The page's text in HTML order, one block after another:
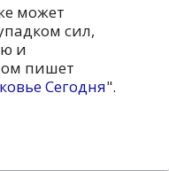
может
сил,
и
пишет
Сегодня".